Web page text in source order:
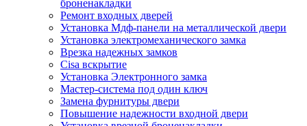
броненакладки
Ремонт входных дверей
Установка Мдф-панели на металлической двери
Установка электромеханического замка
Врезка надежных замков
Сisa вскрытие
Установка Электронного замка
Мастер-система под один ключ
Замена фурнитуры двери
Повышение надежности входной двери